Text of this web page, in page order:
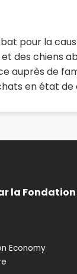
bat pour la
des chiens
auprès de
en état de
la
Economy